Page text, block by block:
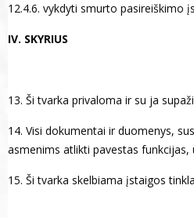
12.4.6. vykdyti smurto pasireiškimo
IV. SKYRIUS
13. Ši tvarka privaloma ir su ja
14. Visi dokumentai ir duomenys,
asmenims atlikti pavestas
15. Ši tvarka skelbiama įstaigos